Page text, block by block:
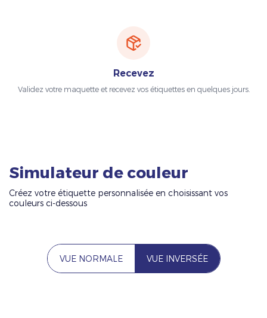
Recevez
Validez votre maquette et recevez vos étiquettes en quelques jours.
Simulateur de couleur
Créez votre étiquette personnalisée en choisissant vos
couleurs ci-dessous
VUE NORMALE VUE INVERSÉE